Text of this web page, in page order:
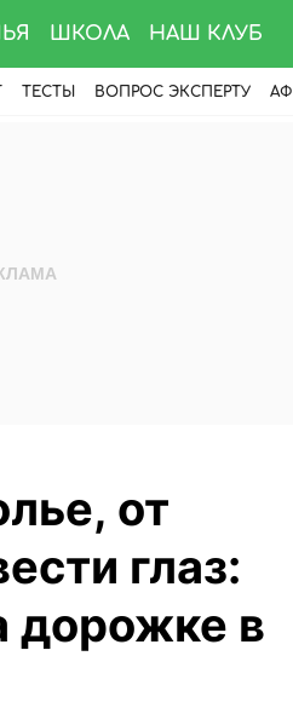
ШКОЛА НАШ КЛУБ
ТЕСТЫ ВОПРОС ЭКСПЕРТУ
от
глаз:
дорожке в